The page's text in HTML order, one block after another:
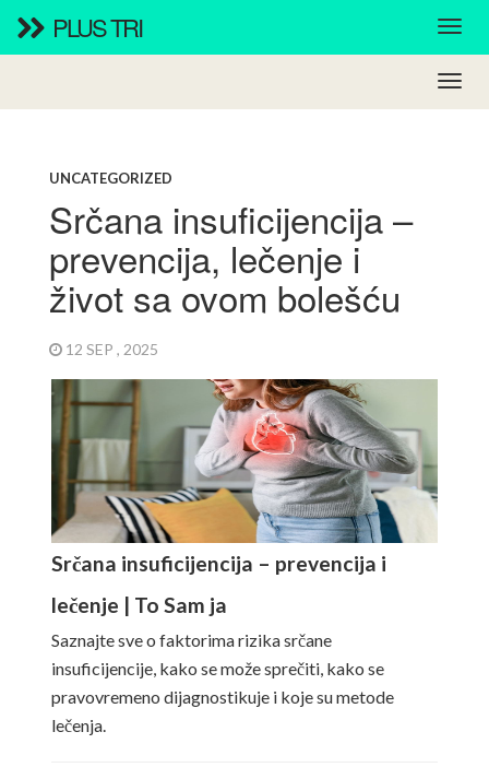
PLUS TRI
UNCATEGORIZED
Srčana insuficijencija –
prevencija, lečenje i
život sa ovom bolešću
12 SEP , 2025
Srčana insuficijencija – prevencija i
lečenje | To Sam ja
Saznajte sve o faktorima rizika srčane
insuficijencije, kako se može sprečiti, kako se
pravovremeno dijagnostikuje i koje su metode
lečenja.